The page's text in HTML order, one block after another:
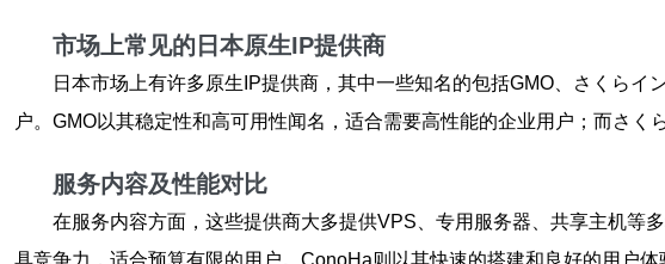
市场上常见的日本原生IP提供商
日本市场上有许多原生IP提供商，其中一些知名的包括GMO、さくら
户。GMO以其稳定性和高可用性闻名，适合需要高性能的企业用户；而さく
服务内容及性能对比
在服务内容方面，这些提供商大多提供VPS、专用服务器、共享主机等
具竞争力，适合预算有限的用户。ConoHa则以其快速的搭建和良好的用户体